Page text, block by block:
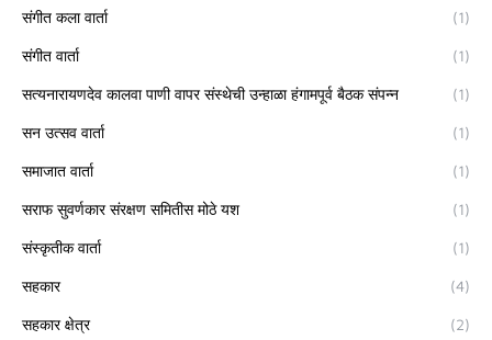
संगीत कला वार्ता (1)
संगीत वार्ता (1)
सत्यनारायणदेव कालवा पाणी वापर संस्थेची उन्हाळा हंगामपूर्व बैठक संपन्न (1)
सन उत्सव वार्ता (1)
समाजात वार्ता (1)
सराफ सुवर्णकार संरक्षण समितीस मोठे यश (1)
संस्कृतीक वार्ता (1)
सहकार (4)
सहकार क्षेत्र (2)